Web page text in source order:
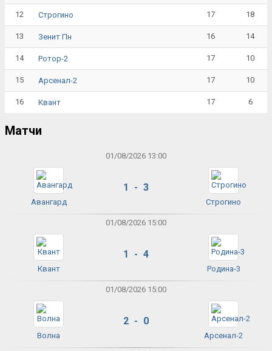
12 Строгино 17 18
13 Зенит Пн 16 14
14 Ротор-2 17 10
15 Арсенал-2 17 10
16 Квант 17 6
Матчи
01/08/2026 13:00
Авангард
1 - 3
Строгино
01/08/2026 15:00
Квант
1 - 4
Родина-3
01/08/2026 15:00
Волна
2 - 0
Арсенал-2